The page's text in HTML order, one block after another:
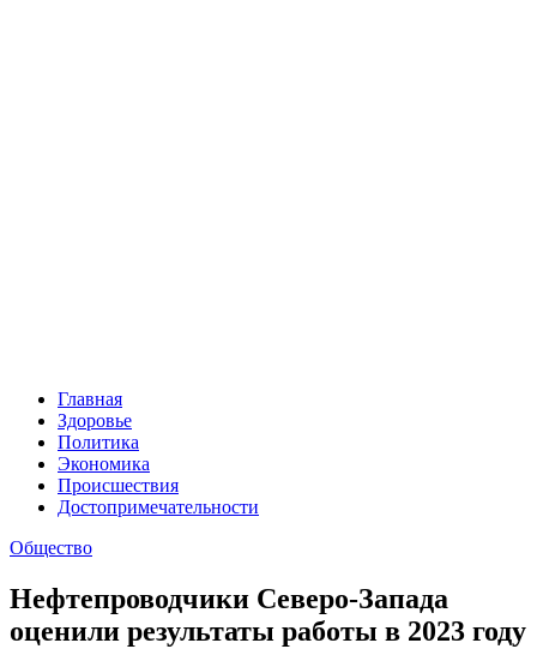
Главная
Здоровье
Политика
Экономика
Происшествия
Достопримечательности
Общество
Нефтепроводчики Северо-Запада
оценили результаты работы в 2023 году